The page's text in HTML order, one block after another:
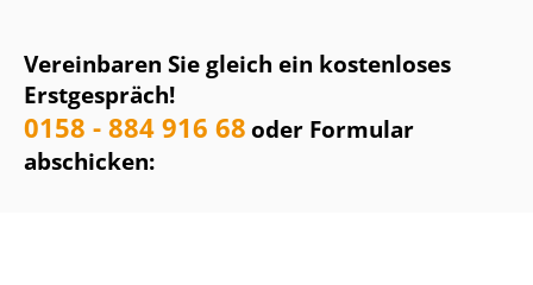
Vereinbaren Sie gleich ein kostenloses
Erstgespräch!
0158 - 884 916 68oder Formular
abschicken: